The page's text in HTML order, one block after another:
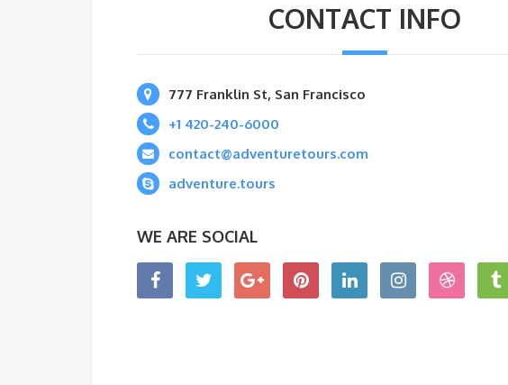
CONTACT INFO
777 Franklin St, San Francisco
+1 420-240-6000
contact@adventuretours.com
adventure.tours
WE ARE SOCIAL